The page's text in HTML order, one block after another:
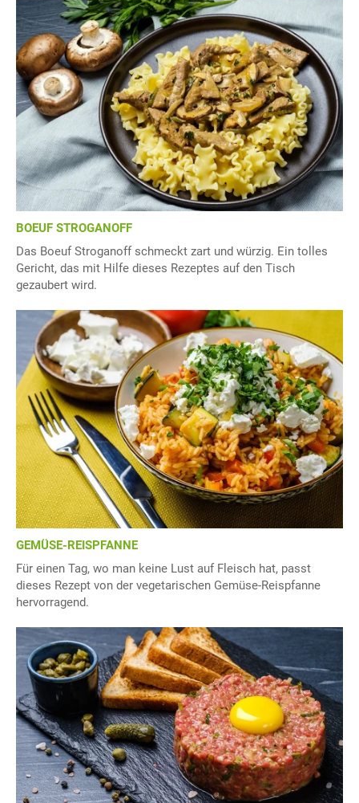
BOEUF STROGANOFF
Das Boeuf Stroganoff schmeckt zart und würzig. Ein tolles
Gericht, das mit Hilfe dieses Rezeptes auf den Tisch
gezaubert wird.
GEMÜSE-REISPFANNE
Für einen Tag, wo man keine Lust auf Fleisch hat, passt
dieses Rezept von der vegetarischen Gemüse-Reispfanne
hervorragend.